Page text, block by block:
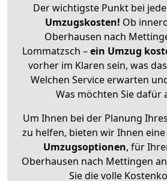
Der wichtigste Punkt bei
Umzugskosten! Ob
Oberhausen nach
Lommatzsch –ein Umzug
vorher im Klaren sein, was
Welchen Service erwarten
Was möchten Sie dafür
Um Ihnen bei der Planung
zu helfen, bieten wir Ihnen eine
Umzugsoptionen, für
Oberhausen nach Mettingen
Sie die volle